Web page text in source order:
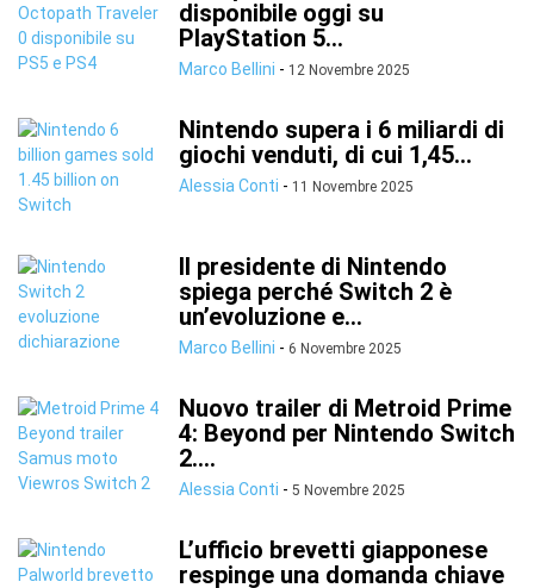
disponibile oggi su
PlayStation 5...
Marco Bellini - 12 Novembre 2025
Nintendo supera i 6 miliardi di
giochi venduti, di cui 1,45...
Alessia Conti - 11 Novembre 2025
Il presidente di Nintendo
spiega perché Switch 2 è
un’evoluzione e...
Marco Bellini - 6 Novembre 2025
Nuovo trailer di Metroid Prime
4: Beyond per Nintendo Switch
2....
Alessia Conti - 5 Novembre 2025
L’ufficio brevetti giapponese
respinge una domanda chiave